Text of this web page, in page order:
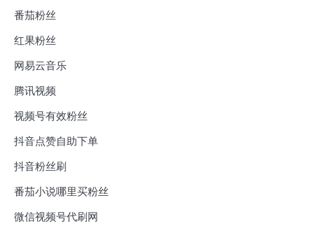
番茄粉丝
红果粉丝
网易云音乐
腾讯视频
视频号有效粉丝
抖音点赞自助下单
抖音粉丝刷
番茄小说哪里买粉丝
微信视频号代刷网